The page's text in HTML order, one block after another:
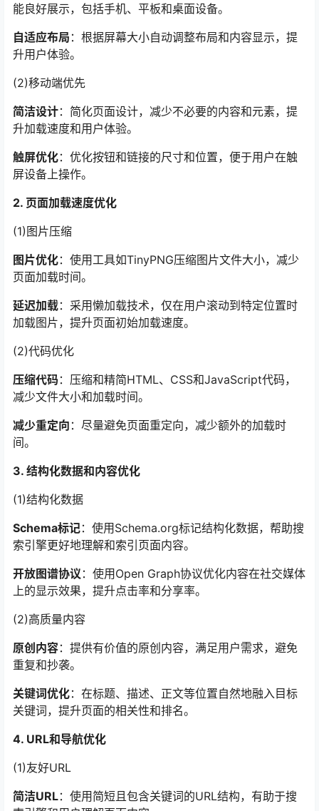
能良好展示，包括手机、平板和桌面设备。
自适应布局 ：根据屏幕大小自动调整布局和内容显示，提
升用户体验。
(2)移动端优先
简洁设计：简化页面设计，减少不必要的内容和元素，提
升加载速度和用户体验。
触屏优化：优化按钮和链接的尺寸和位置，便于用户在触
屏设备上操作。
2. 页面加载速度优化
(1)图片压缩
图片优化：使用工具如TinyPNG压缩图片文件大小，减少
页面加载时间。
延迟加载：采用懒加载技术，仅在用户滚动到特定位置时
加载图片，提升页面初始加载速度。
(2)代码优化
压缩代码：压缩和精简HTML、CSS和JavaScript代码，
减少文件大小和加载时间。
减少重定向 ：尽量避免页面重定向，减少额外的加载时
间。
3. 结构化数据和内容优化
(1)结构化数据
Schema标记：使用Schema.org标记结构化数据，帮助搜
索引擎更好地理解和索引页面内容。
开放图谱协议 ：使用Open Graph协议优化内容在社交媒体
上的显示效果，提升点击率和分享率。
(2)高质量内容
原创内容：提供有价值的原创内容，满足用户需求，避免
重复和抄袭。
关键词优化：在标题、描述、正文等位置自然地融入目标
关键词，提升页面的相关性和排名。
4. URL和导航优化
(1)友好URL
简洁URL：使用简短且包含关键词的URL结构，有助于搜